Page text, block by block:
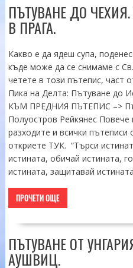
ПЪТУВАНЕ ДО
В ПРАГА.
Какво е да ядеш супа,
къде може да се снимаме с
четете в този пътепис, част
Пика на Делта: Пътуване до
КЪМ ПРЕДНИЯ ПЪТЕПИС –>
Полуостров Рейкянес
разходите и всички
откриете ТУК. “Търси
истината, обичай истината,
истината, защитавай
ПРОЧЕТИ ОЩЕ
ПЪТУВАНЕ ОТ
АУШВИЦ.